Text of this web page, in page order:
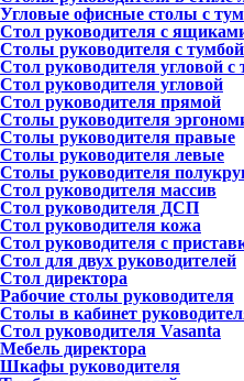
Угловые офисные столы с
Стол руководителя с
Столы руководителя с тумбой
Стол руководителя угловой с
Стол руководителя угловой
Стол руководителя прямой
Столы руководителя
Столы руководителя правые
Столы руководителя левые
Столы руководителя
Стол руководителя массив
Стол руководителя ДСП
Стол руководителя кожа
Стол руководителя с
Стол для двух руководителей
Стол директора
Рабочие столы руководителя
Столы в кабинет
Стол руководителя Vasanta
Мебель директора
Шкафы руководителя